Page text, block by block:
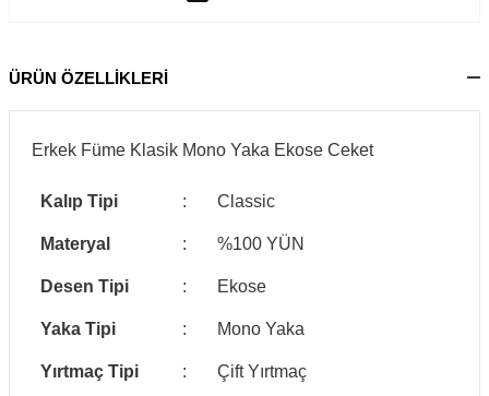
ÜRÜN ÖZELLİKLERİ
Erkek Füme Klasik Mono Yaka Ekose Ceket
Kalıp Tipi : Classic
Materyal : %100 YÜN
Desen Tipi : Ekose
Yaka Tipi : Mono Yaka
Yırtmaç Tipi : Çift Yırtmaç